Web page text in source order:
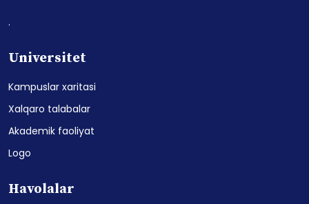
.
Universitet
Kampuslar xaritasi
Xalqaro talabalar
Akademik faoliyat
Logo
Havolalar